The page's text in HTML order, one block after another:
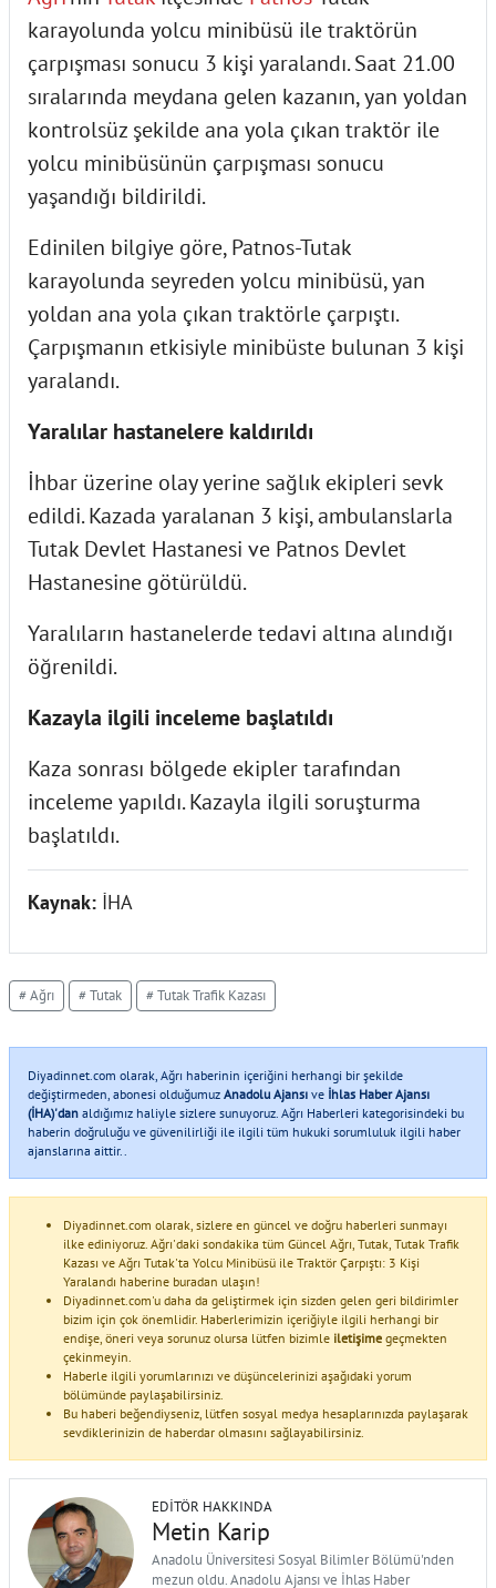
karayolunda yolcu minibüsü ile traktörün
çarpışması sonucu 3 kişi yaralandı. Saat 21.00
sıralarında meydana gelen kazanın, yan yoldan
kontrolsüz şekilde ana yola çıkan traktör ile
yolcu minibüsünün çarpışması sonucu
yaşandığı bildirildi.
Edinilen bilgiye göre, Patnos-Tutak
karayolunda seyreden yolcu minibüsü, yan
yoldan ana yola çıkan traktörle çarpıştı.
Çarpışmanın etkisiyle minibüste bulunan 3 kişi
yaralandı.
Yaralılar hastanelere kaldırıldı
İhbar üzerine olay yerine sağlık ekipleri sevk
edildi. Kazada yaralanan 3 kişi, ambulanslarla
Tutak Devlet Hastanesi ve Patnos Devlet
Hastanesine götürüldü.
Yaralıların hastanelerde tedavi altına alındığı
öğrenildi.
Kazayla ilgili inceleme başlatıldı
Kaza sonrası bölgede ekipler tarafından
inceleme yapıldı. Kazayla ilgili soruşturma
başlatıldı.
Kaynak: İHA
# Ağrı # Tutak # Tutak Trafik Kazası
Diyadinnet.com olarak, Ağrı haberinin içeriğini herhangi bir şekilde
değiştirmeden, abonesi olduğumuz Anadolu Ajansı ve İhlas Haber Ajansı
(İHA)'dan aldığımız haliyle sizlere sunuyoruz. Ağrı Haberleri kategorisindeki bu
haberin doğruluğu ve güvenilirliği ile ilgili tüm hukuki sorumluluk ilgili haber
ajanslarına aittir..
Diyadinnet.com olarak, sizlere en güncel ve doğru haberleri sunmayı
ilke ediniyoruz. Ağrı'daki sondakika tüm Güncel Ağrı, Tutak, Tutak Trafik
Kazası ve Ağrı Tutak'ta Yolcu Minibüsü ile Traktör Çarpıştı: 3 Kişi
Yaralandı haberine buradan ulaşın!
Diyadinnet.com'u daha da geliştirmek için sizden gelen geri bildirimler
bizim için çok önemlidir. Haberlerimizin içeriğiyle ilgili herhangi bir
endişe, öneri veya sorunuz olursa lütfen bizimle iletişime geçmekten
çekinmeyin.
Haberle ilgili yorumlarınızı ve düşüncelerinizi aşağıdaki yorum
bölümünde paylaşabilirsiniz.
Bu haberi beğendiyseniz, lütfen sosyal medya hesaplarınızda paylaşarak
sevdiklerinizin de haberdar olmasını sağlayabilirsiniz.
EDITÖR HAKKINDA
Metin Karip
Anadolu Üniversitesi Sosyal Bilimler Bölümü'nden
mezun oldu. Anadolu Ajansı ve İhlas Haber